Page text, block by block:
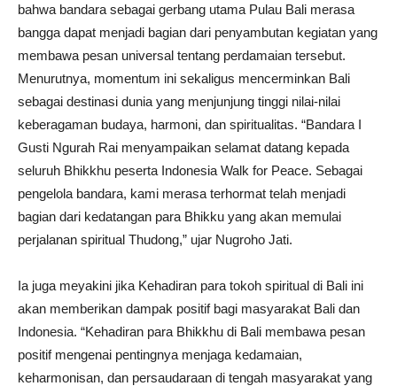
bahwa bandara sebagai gerbang utama Pulau Bali merasa
bangga dapat menjadi bagian dari penyambutan kegiatan yang
membawa pesan universal tentang perdamaian tersebut.
Menurutnya, momentum ini sekaligus mencerminkan Bali
sebagai destinasi dunia yang menjunjung tinggi nilai-nilai
keberagaman budaya, harmoni, dan spiritualitas. “Bandara I
Gusti Ngurah Rai menyampaikan selamat datang kepada
seluruh Bhikkhu peserta Indonesia Walk for Peace. Sebagai
pengelola bandara, kami merasa terhormat telah menjadi
bagian dari kedatangan para Bhikku yang akan memulai
perjalanan spiritual Thudong,” ujar Nugroho Jati.
Ia juga meyakini jika Kehadiran para tokoh spiritual di Bali ini
akan memberikan dampak positif bagi masyarakat Bali dan
Indonesia. “Kehadiran para Bhikkhu di Bali membawa pesan
positif mengenai pentingnya menjaga kedamaian,
keharmonisan, dan persaudaraan di tengah masyarakat yang